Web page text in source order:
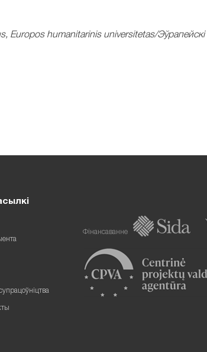
humanitarinis universitetas/Эўрапейскі
Фінансаванне